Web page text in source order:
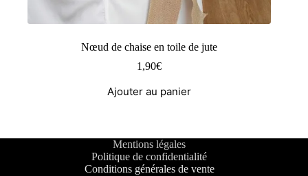
Nœud de chaise en toile de jute
1,90€
Ajouter au panier
Mentions légales
Politique de confidentialité
Conditions générales de vente